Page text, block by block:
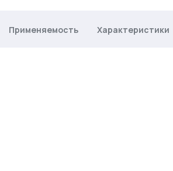
Применяемость Характеристики